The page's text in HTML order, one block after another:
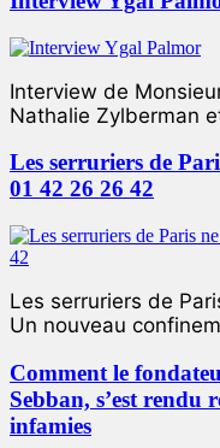
Interview de
Nathalie Zylberman
Les serruriers de
01 42 26 26 42
Les serruriers de
Un nouveau
Comment le
Sebban, s’est rendu
infamies